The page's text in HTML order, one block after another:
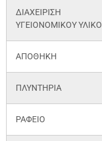
ΔΙΑΧΕΙΡΙΣΗ
ΥΓΕΙΟΝΟΜΙΚΟΥ
ΑΠΟΘΗΚΗ
ΠΛΥΝΤΗΡΙΑ
ΡΑΦΕΙΟ